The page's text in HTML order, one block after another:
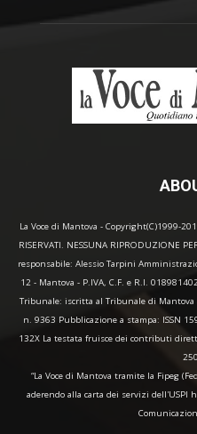
La Voce di Mantova - Copyright(C)1999-
RISERVATI. NESSUNA RIPRODUZIONE
responsabile: Alessio Tarpini
12 - Mantova - P.IVA, C.F. e R.I.
Tribunale: iscritta al Tribunale di
n. 9363 Pubblicazione a stampa: ISSN
132X La testata fruisce dei contributi
“La Voce di Mantova tramite la Fipeg
aderendo alla carta dei servizi dell'USPI